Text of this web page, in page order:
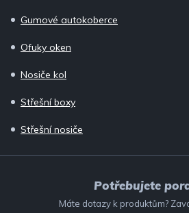
Gumové autokoberce
Ofuky oken
Nosiče kol
Střešní boxy
Střešní nosiče
Potřebujete
Máte dotazy k produktům?